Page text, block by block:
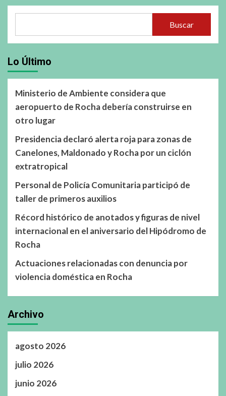
Buscar
Lo Último
Ministerio de Ambiente considera que
aeropuerto de Rocha debería construirse en
otro lugar
Presidencia declaró alerta roja para zonas de
Canelones, Maldonado y Rocha por un ciclón
extratropical
Personal de Policía Comunitaria participó de
taller de primeros auxilios
Récord histórico de anotados y figuras de nivel
internacional en el aniversario del Hipódromo de
Rocha
Actuaciones relacionadas con denuncia por
violencia doméstica en Rocha
Archivo
agosto 2026
julio 2026
junio 2026